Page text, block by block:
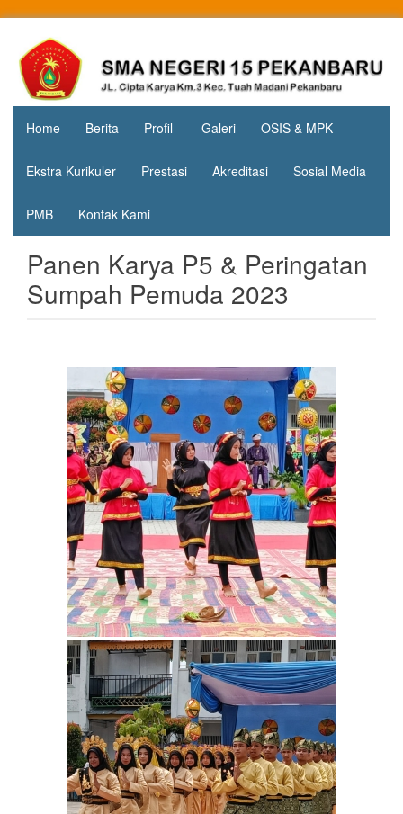
contentSMA
Negeri 15
Pekanbaru
Jl. Cipta
Karya
KM.3, Kec.
Tuah
Madani,
Home Berita Profil Galeri OSIS & MPK
Ekstra Kurikuler Prestasi Akreditasi Sosial Media
PMB Kontak Kami
Panen Karya P5 & Peringatan
Sumpah Pemuda 2023